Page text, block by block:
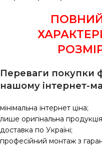
Переваги покупки
нашому інтернет-
мінімальна інтернет ціна;
лише оригінальна
доставка по Україні;
професійний монтаж з